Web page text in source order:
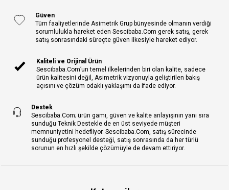
Güven
Tüm faaliyetlerinde Asimetrik Grup bünyesinde olmanın verdiği
sorumlulukla hareket eden Sescibaba.Com gerek satış, gerek
satış sonrasındaki süreçte güven ilkesiyle hareket ediyor.
Kaliteli ve Orijinal Ürün
Sescibaba.Com’un temel ilkelerinden biri olan kalite, sadece
ürün kalitesini değil, Asimetrik vizyonuyla geliştirilen bakış
açısını ve çözüm odaklı yaklaşımı da ifade ediyor.
Destek
Sescibaba.Com; ürün gamı, güven ve kalite anlayışının yanı sıra
sunduğu Teknik Destekle de en üst seviyede müşteri
memnuniyetini hedefliyor. Sescibaba.Com, satış sürecinde
sunduğu profesyonel desteği, satış sonrasında da her türlü
sorunun en hızlı şekilde çözümüyle de devam ettiriyor.